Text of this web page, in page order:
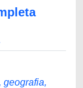
geografia,